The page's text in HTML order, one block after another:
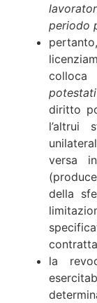
periodo
diritto
l’altrui
versa
della
la